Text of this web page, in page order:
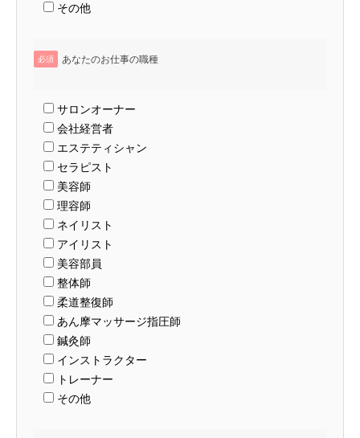
その他
必須 あなたのお仕事の職種
サロンオーナー
会社経営者
エステティシャン
セラピスト
美容師
理容師
ネイリスト
アイリスト
美容部員
整体師
柔道整復師
あん摩マッサージ指圧師
鍼灸師
インストラクター
トレーナー
その他